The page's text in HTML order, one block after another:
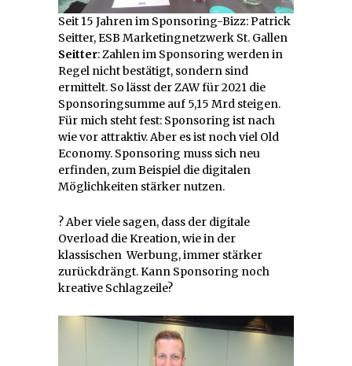
Seit 15 Jahren im Sponsoring-Bizz: Patrick
Seitter, ESB Marketingnetzwerk St. Gallen
Seitter: Zahlen im Sponsoring werden in
Regel nicht bestätigt, sondern sind
ermittelt. So lässt der ZAW für 2021 die
Sponsoringsumme auf 5,15 Mrd steigen.
Für mich steht fest: Sponsoring ist nach
wie vor attraktiv. Aber es ist noch viel Old
Economy. Sponsoring muss sich neu
erfinden, zum Beispiel die digitalen
Möglichkeiten stärker nutzen.
? Aber viele sagen, dass der digitale
Overload die Kreation, wie in der
klassischen Werbung, immer stärker
zurückdrängt. Kann Sponsoring noch
kreative Schlagzeile?